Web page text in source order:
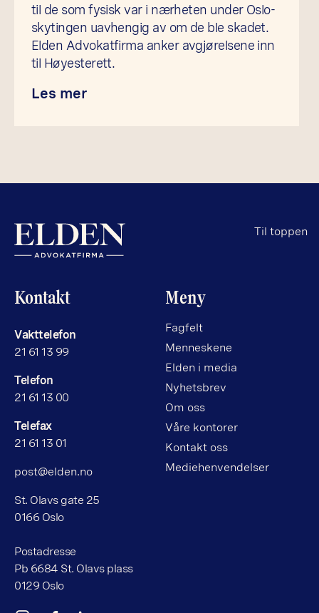
til de som fysisk var i nærheten under Oslo-
skytingen uavhengig av om de ble skadet.
Elden Advokatfirma anker avgjørelsene inn
til Høyesterett.
Les mer
Til toppen
Kontakt
Vakttelefon
21 61 13 99
Telefon
21 61 13 00
Telefax
21 61 13 01
post@elden.no
St. Olavs gate 25
0166 Oslo
Postadresse
Pb 6684 St. Olavs plass
0129 Oslo
Meny
Fagfelt
Menneskene
Elden i media
Nyhetsbrev
Om oss
Våre kontorer
Kontakt oss
Mediehenvendelser